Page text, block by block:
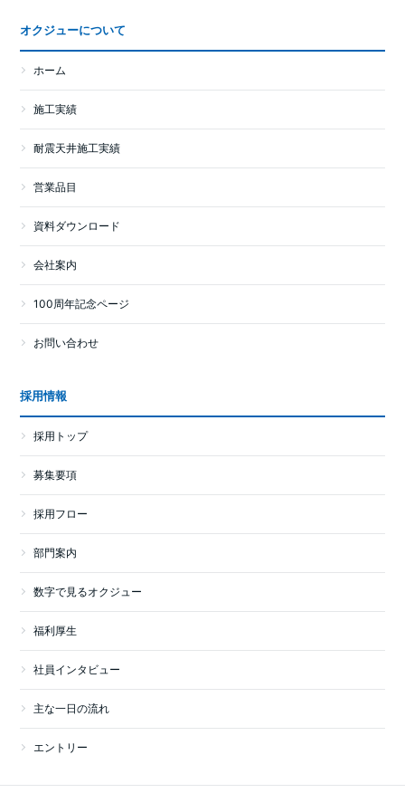
オクジューについて
ホーム
施工実績
耐震天井施工実績
営業品目
資料ダウンロード
会社案内
100周年記念ページ
お問い合わせ
採用情報
採用トップ
募集要項
採用フロー
部門案内
数字で見るオクジュー
福利厚生
社員インタビュー
主な一日の流れ
エントリー